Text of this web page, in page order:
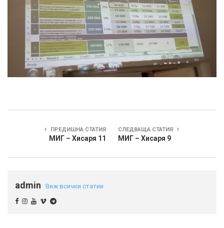
ПРЕДИШНА СТАТИЯ
МИГ – Хисаря 11
СЛЕДВАЩА СТАТИЯ
МИГ – Хисаря 9
admin Виж всички статии